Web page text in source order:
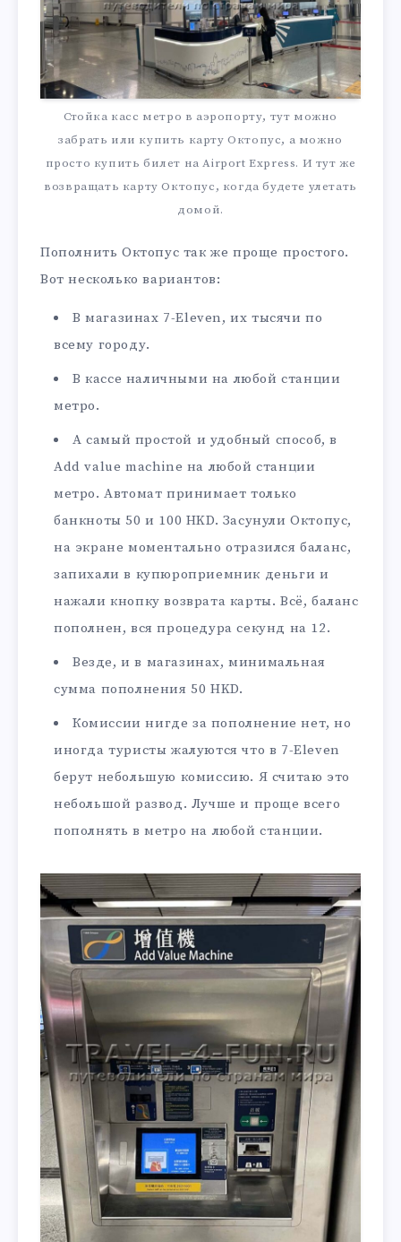
Стойка касс метро в аэропорту, тут можно
забрать или купить карту Октопус, а можно
просто купить билет на Airport Express. И тут же
возвращать карту Октопус, когда будете улетать
домой.
Пополнить Октопус так же проще простого.
Вот несколько вариантов:
В магазинах 7-Eleven, их тысячи по
всему городу.
В кассе наличными на любой станции
метро.
А самый простой и удобный способ, в
Add value machine на любой станции
метро. Автомат принимает только
банкноты 50 и 100 HKD. Засунули Октопус,
на экране моментально отразился баланс,
запихали в купюроприемник деньги и
нажали кнопку возврата карты. Всё, баланс
пополнен, вся процедура секунд на 12.
Везде, и в магазинах, минимальная
сумма пополнения 50 HKD.
Комиссии нигде за пополнение нет, но
иногда туристы жалуются что в 7-Eleven
берут небольшую комиссию. Я считаю это
небольшой развод. Лучше и проще всего
пополнять в метро на любой станции.